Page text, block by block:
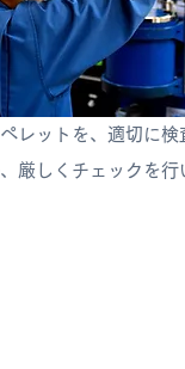
レットを、適切に検
厳しくチェックを行